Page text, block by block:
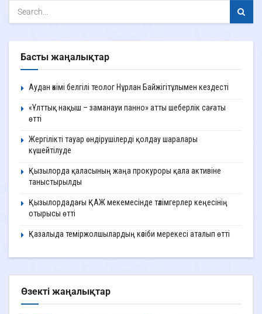
Басты жаңалықтар
Аудан әкімі белгілі теолог Нұрлан Байжігітұлымен кездесті
«Ұлттық нақыш – заманауи панно» атты шеберлік сағаты
өтті
Жергілікті тауар өндірушілерді қолдау шаралары
күшейтілуде
Қызылорда қаласының жаңа прокуроры қала активіне
таныстырылды
Қызылордадағы ҚАЖ мекемесінде тәлімгерлер кеңесінің
отырысы өтті
Қазалыда теміржолшылардың кәсіби мерекесі аталып өтті
Өзекті жаңалықтар